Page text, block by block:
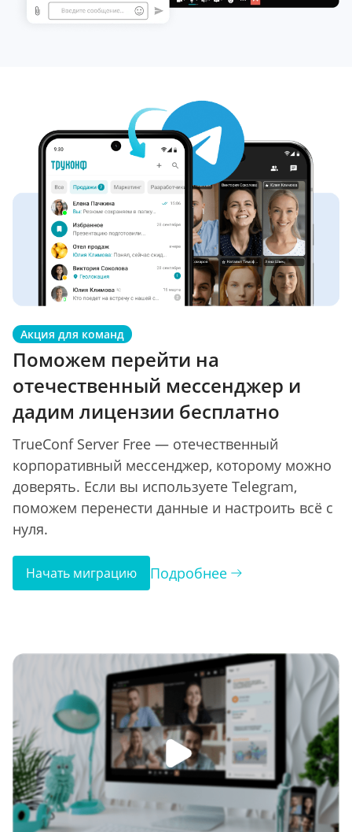
Акция для команд
Поможем перейти на
отечественный мессенджер и
дадим лицензии бесплатно
TrueConf Server Free — отечественный
корпоративный мессенджер, которому можно
доверять. Если вы используете Telegram,
поможем перенести данные и настроить всё с
нуля.
Начать миграцию Подробнее